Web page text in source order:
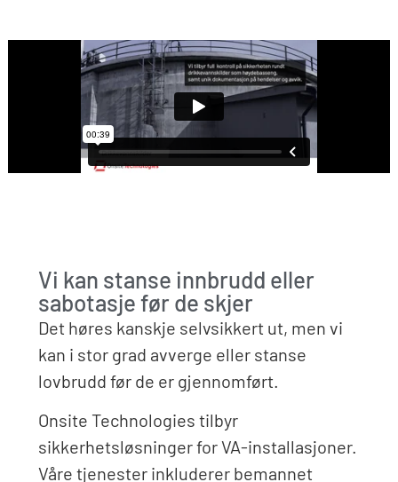
Vi kan stanse innbrudd eller
sabotasje før de skjer​
Det høres kanskje selvsikkert ut, men vi
kan i stor grad avverge eller stanse
lovbrudd før de er gjennomført.
Onsite Technologies tilbyr
sikkerhetsløsninger for VA-installasjoner.
Våre tjenester inkluderer bemannet